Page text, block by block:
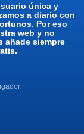
única y
a diario con
Por eso
web y no
añade siempre